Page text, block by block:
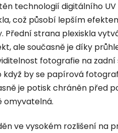
technologií digitálního
což působí lepším
Přední strana plexiskla
ale současně je díky
fotografie na zadní
když by se papírová
je potisk chráněn před
omyvatelná.
ve vysokém rozlišení na